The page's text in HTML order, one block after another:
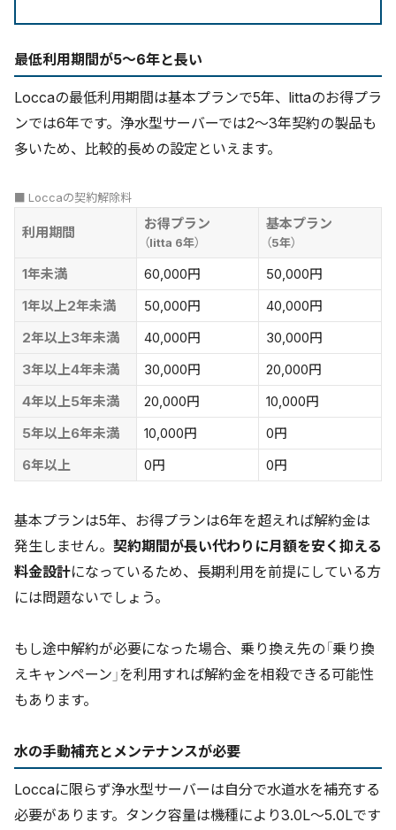
最低利用期間が5〜6年と長い
Loccaの最低利用期間は基本プランで5年、littaのお得プラ
ンでは6年です。浄水型サーバーでは2〜3年契約の製品も
多いため、比較的長めの設定といえます。
■ Loccaの契約解除料
利用期間 お得プラン
（litta 6年）
基本プラン
（5年）
1年未満 60,000円
50,000円
1年以上2年未満
50,000円
40,000円
2年以上3年未満
40,000円
30,000円
3年以上4年未満
30,000円
20,000円
4年以上5年未満
20,000円
10,000円
5年以上6年未満
10,000円
0円
6年以上
0円 0円
基本プランは5年、お得プランは6年を超えれば解約金は
発生しません。 契約期間が長い代わりに月額を安く抑える
料金設計になっているため、長期利用を前提にしている方
には問題ないでしょう。
もし途中解約が必要になった場合、乗り換え先の「乗り換
えキャンペーン」を利用すれば解約金を相殺できる可能性
もあります。
水の手動補充とメンテナンスが必要
Loccaに限らず浄水型サーバーは自分で水道水を補充する
必要があります。タンク容量は機種により3.0L〜5.0Lです